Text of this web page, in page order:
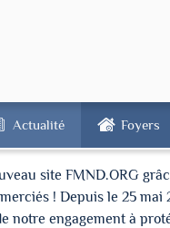
Actualité Foyers
site FMND.ORG
! Depuis le 25 mai
notre engagement à